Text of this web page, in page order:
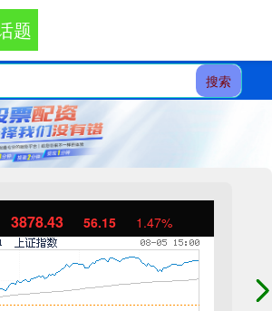
搜索
3878.43 56.15 1.47%
题